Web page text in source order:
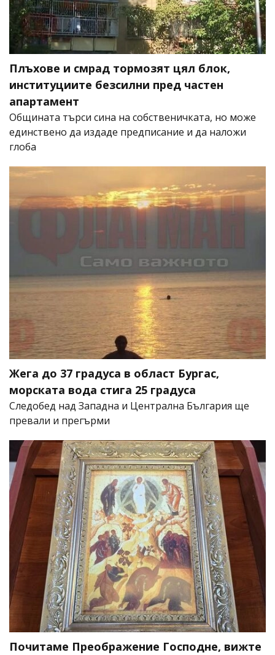
Плъхове и смрад тормозят цял блок,
институциите безсилни пред частен
апартамент
Общината търси сина на собственичката, но може
единствено да издаде предписание и да наложи
глоба
Жега до 37 градуса в област Бургас,
морската вода стига 25 градуса
Следобед над Западна и Централна България ще
превали и прегърми
Почитаме Преображение Господне, вижте